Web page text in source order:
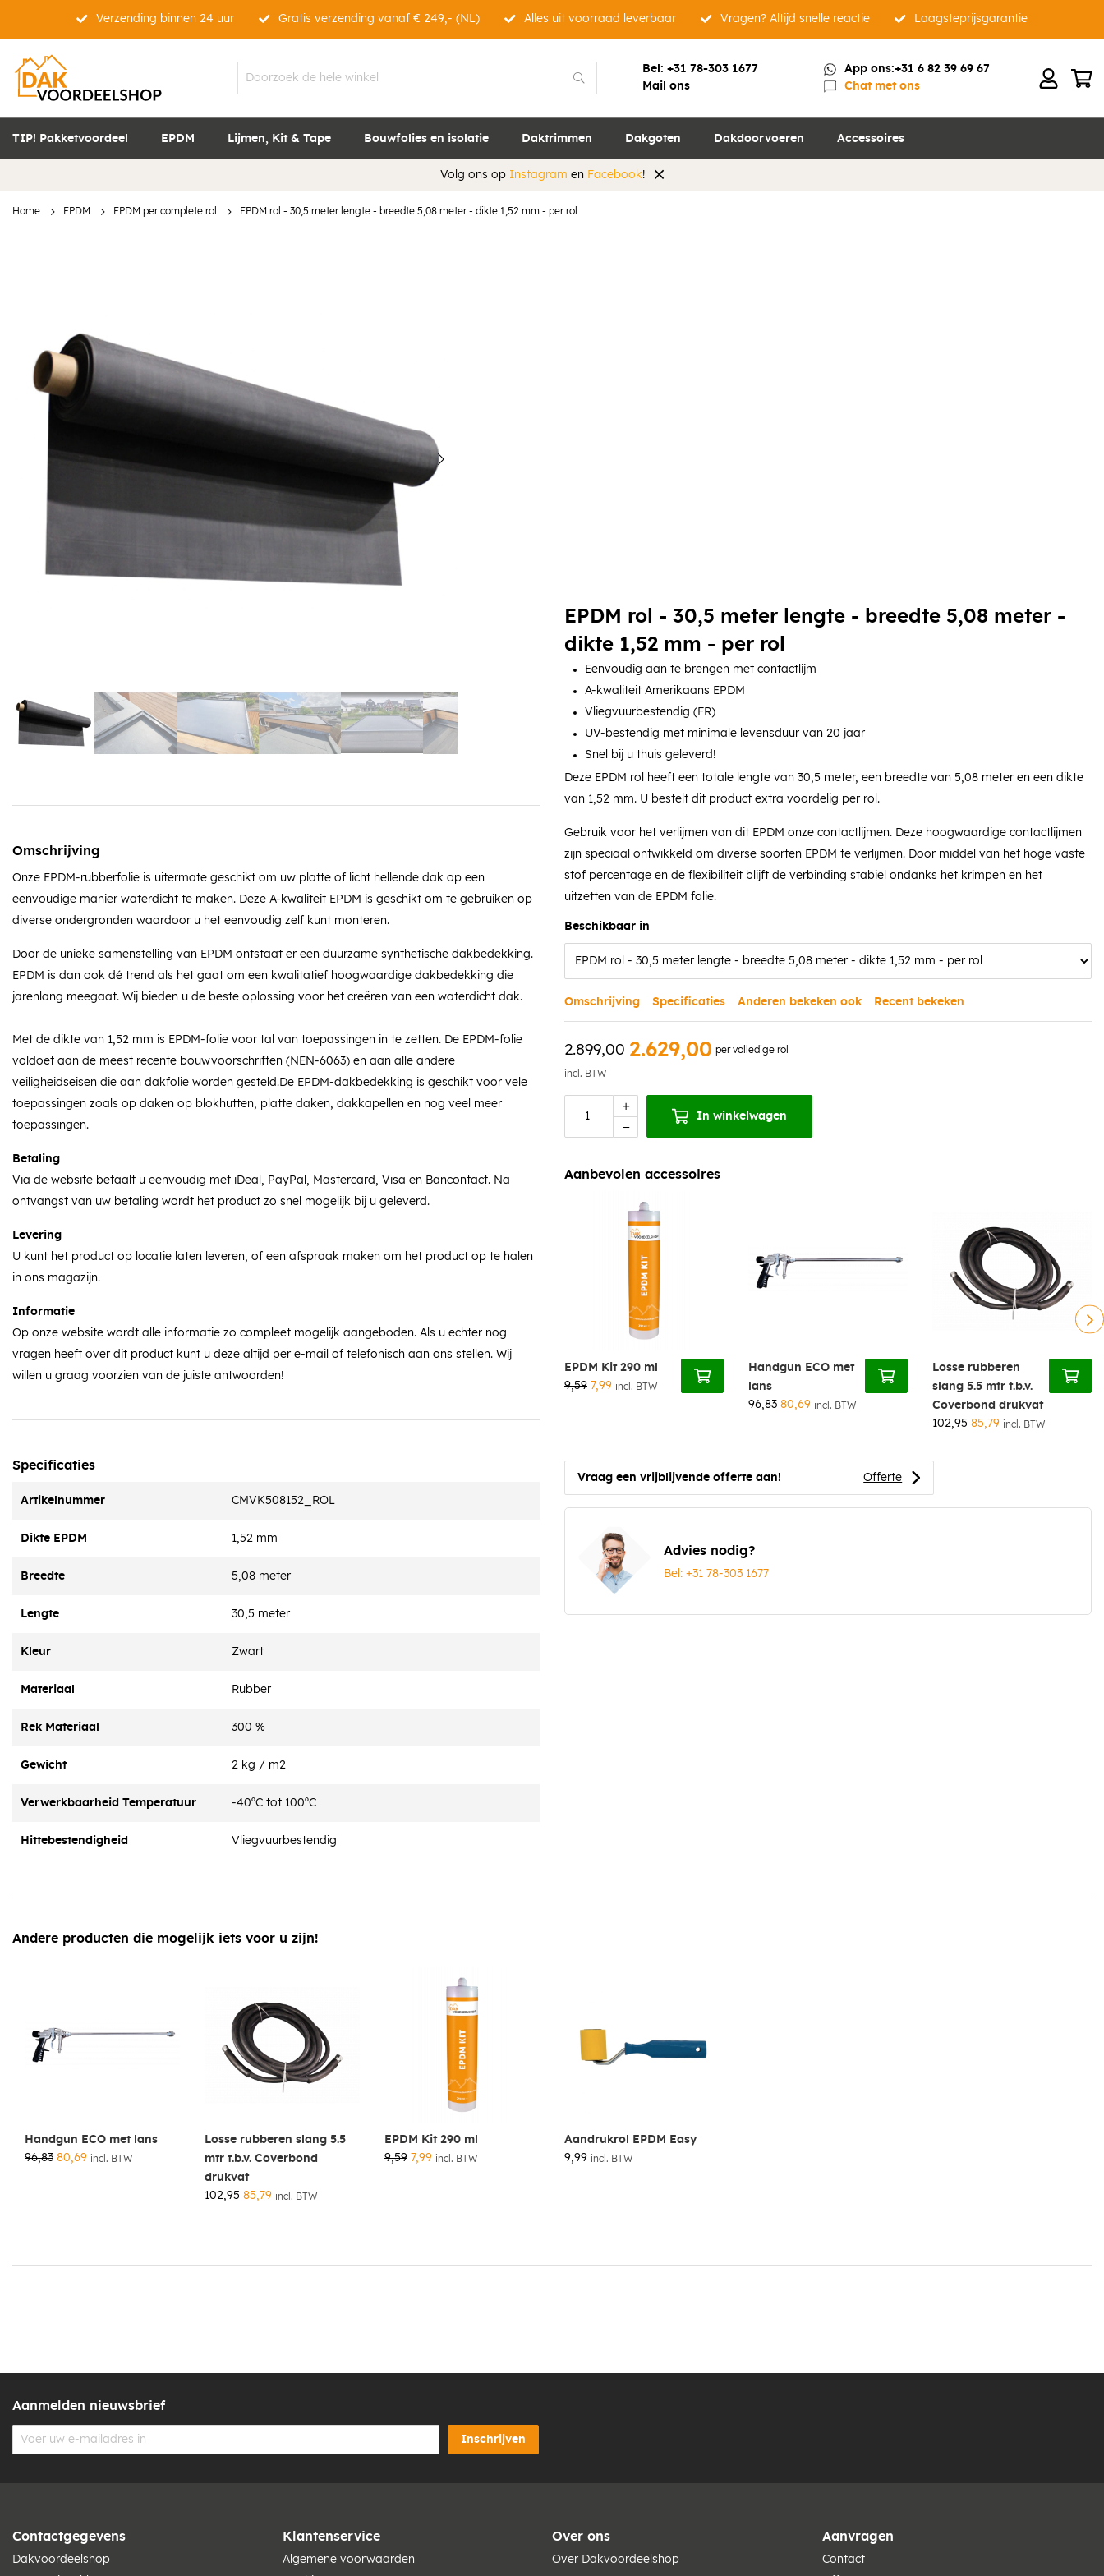
Verzending binnen 24 uur Gratis verzending vanaf € 249,- (NL) Alles uit voorraad leverbaar Vragen? Altijd snelle reactie Laagsteprijsgarantie
Bel: +31 78-303 1677 App ons:+31 6 82 39 69 67
Mail ons
Chat met ons
TIP! Pakketvoordeel EPDM Lijmen, Kit & Tape Bouwfolies en isolatie Daktrimmen Dakgoten Dakdoorvoeren Accessoires
Volg ons op Instagram en Facebook!
Home EPDM EPDM per complete rol EPDM rol - 30,5 meter lengte - breedte 5,08 meter - dikte 1,52 mm - per rol
EPDM rol - 30,5 meter lengte - breedte 5,08 meter -
dikte 1,52 mm - per rol
Eenvoudig aan te brengen met contactlijm
A-kwaliteit Amerikaans EPDM
Vliegvuurbestendig (FR)
UV-bestendig met minimale levensduur van 20 jaar
Snel bij u thuis geleverd!
Deze EPDM rol heeft een totale lengte van 30,5 meter, een breedte van 5,08 meter en een dikte
van 1,52 mm. U bestelt dit product extra voordelig per rol.
Gebruik voor het verlijmen van dit EPDM onze contactlijmen. Deze hoogwaardige contactlijmen
zijn speciaal ontwikkeld om diverse soorten EPDM te verlijmen. Door middel van het hoge vaste
stof percentage en de flexibiliteit blijft de verbinding stabiel ondanks het krimpen en het
uitzetten van de EPDM folie.
Beschikbaar in
Omschrijving Specificaties Anderen bekeken ook Recent bekeken
2.899,00 2.629,00 per volledige rol
incl. BTW
In winkelwagen
Aanbevolen accessoires
EPDM Kit 290 ml
9,59 7,99 incl. BTW
Handgun ECO met
lans
96,83 80,69 incl. BTW
Losse rubberen
slang 5.5 mtr t.b.v.
Coverbond drukvat
102,95 85,79 incl. BTW
Vraag een vrijblijvende offerte aan! Offerte
Advies nodig?
Bel: +31 78-303 1677
Omschrijving
Onze EPDM-rubberfolie is uitermate geschikt om uw platte of licht hellende dak op een
eenvoudige manier waterdicht te maken. Deze A-kwaliteit EPDM is geschikt om te gebruiken op
diverse ondergronden waardoor u het eenvoudig zelf kunt monteren.
Door de unieke samenstelling van EPDM ontstaat er een duurzame synthetische dakbedekking.
EPDM is dan ook dé trend als het gaat om een kwalitatief hoogwaardige dakbedekking die
jarenlang meegaat. Wij bieden u de beste oplossing voor het creëren van een waterdicht dak.
Met de dikte van 1,52 mm is EPDM-folie voor tal van toepassingen in te zetten. De EPDM-folie
voldoet aan de meest recente bouwvoorschriften (NEN-6063) en aan alle andere
veiligheidseisen die aan dakfolie worden gesteld.De EPDM-dakbedekking is geschikt voor vele
toepassingen zoals op daken op blokhutten, platte daken, dakkapellen en nog veel meer
toepassingen.
Betaling
Via de website betaalt u eenvoudig met iDeal, PayPal, Mastercard, Visa en Bancontact. Na
ontvangst van uw betaling wordt het product zo snel mogelijk bij u geleverd.
Levering
U kunt het product op locatie laten leveren, of een afspraak maken om het product op te halen
in ons magazijn.
Informatie
Op onze website wordt alle informatie zo compleet mogelijk aangeboden. Als u echter nog
vragen heeft over dit product kunt u deze altijd per e-mail of telefonisch aan ons stellen. Wij
willen u graag voorzien van de juiste antwoorden!
Specificaties
Artikelnummer CMVK508152_ROL
Dikte EPDM 1,52 mm
Breedte 5,08 meter
Lengte 30,5 meter
Kleur Zwart
Materiaal Rubber
Rek Materiaal 300 %
Gewicht 2 kg / m2
Verwerkbaarheid Temperatuur -40ºC tot 100ºC
Hittebestendigheid Vliegvuurbestendig
Andere producten die mogelijk iets voor u zijn!
Handgun ECO met lans
96,83 80,69 incl. BTW
Losse rubberen slang 5.5
mtr t.b.v. Coverbond
drukvat
102,95 85,79 incl. BTW
EPDM Kit 290 ml
9,59 7,99 incl. BTW
Aandrukrol EPDM Easy
9,99 incl. BTW
Aanmelden nieuwsbrief
Inschrijven
Contactgegevens
Dakvoordeelshop
Klantenservice
Algemene voorwaarden
Over ons
Over Dakvoordeelshop
Aanvragen
Contact